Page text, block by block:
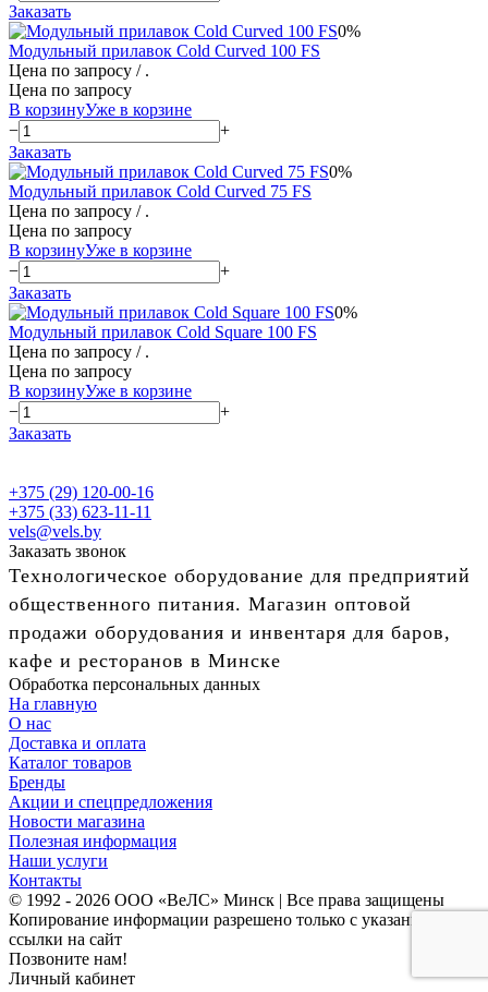
Заказать
0%
Модульный прилавок Cold Curved 100 FS
Цена по запросу / .
Цена по запросу
В корзинуУже в корзине
−
+
Заказать
0%
Модульный прилавок Cold Curved 75 FS
Цена по запросу / .
Цена по запросу
В корзинуУже в корзине
−
+
Заказать
0%
Модульный прилавок Cold Square 100 FS
Цена по запросу / .
Цена по запросу
В корзинуУже в корзине
−
+
Заказать
+375 (29) 120-00-16
+375 (33) 623-11-11
vels@vels.by
Заказать звонок
Технологическое оборудование для предприятий
общественного питания. Магазин оптовой
продажи оборудования и инвентаря для баров,
кафе и ресторанов в Минске
Обработка персональных данных
На главную
О нас
Доставка и оплата
Каталог товаров
Бренды
Акции и спецпредложения
Новости магазина
Полезная информация
Наши услуги
Контакты
© 1992 - 2026 ООО «ВеЛС» Минск | Все права защищены
Копирование информации разрешено только с указанием
ссылки на сайт
Позвоните нам!
Личный кабинет